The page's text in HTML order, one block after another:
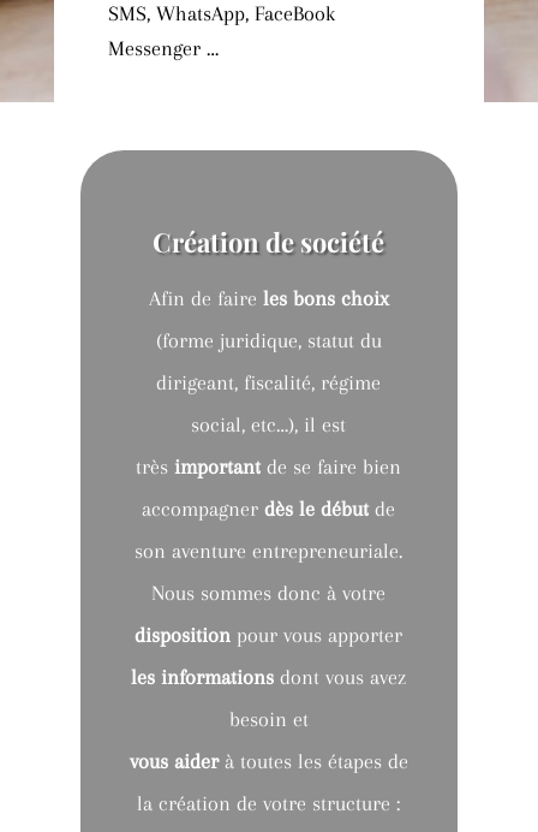
SMS, WhatsApp, FaceBook
Messenger …
Création de société
Afin de faire les bons choix
(forme juridique, statut du
dirigeant, fiscalité, régime
social, etc…), il est
très important de se faire bien
accompagnerdès le début de
son aventure entrepreneuriale.
Nous sommes donc à votre
disposition pour vous apporter
les informations dont vous avez
besoin et
vous aiderà toutes les étapes de
la création de votre structure :